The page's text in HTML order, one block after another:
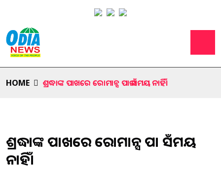
HOME ଶ୍ରଦ୍ଧାଙ୍କ ପାଖରେ ରୋମାନ୍ସ ପାଇଁ ସମୟ ନାହିଁ।
ଶ୍ରଦ୍ଧାଙ୍କ ପାଖରେ ରୋମାନ୍ସ ପାଇଁ ସମୟ
ନାହିଁ।